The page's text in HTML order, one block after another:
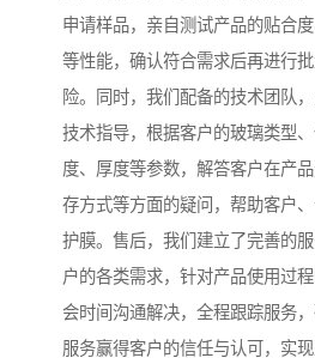
申请样品，亲自测试产品的贴合
等性能，确认符合需求后再进行
险。同时，我们配备的技术团队
技术指导，根据客户的玻璃类型
度、厚度等参数，解答客户在产
存方式等方面的疑问，帮助客户
护膜。售后，我们建立了完善的
户的各类需求，针对产品使用过
会时间沟通解决，全程跟踪服务
服务赢得客户的信任与认可，实现